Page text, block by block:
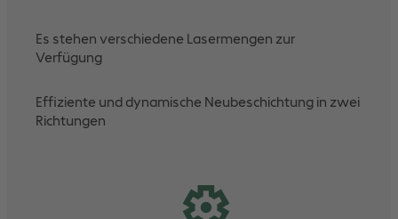
Es stehen verschiedene Lasermengen zur
Verfügung
Effiziente und dynamische Neubeschichtung in zwei
Richtungen